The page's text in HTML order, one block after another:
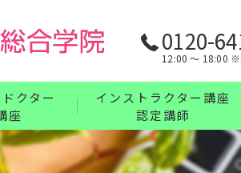
0120-
12:00 〜 18:00 ※
クター
座
インストラクター講座
認定講師
リンパ・ボディケア・整体